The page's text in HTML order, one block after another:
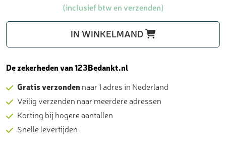
(inclusief btw en verzenden)
IN WINKELMAND
De zekerheden van 123Bedankt.nl
Gratis verzonden naar 1 adres in Nederland
Veilig verzenden naar meerdere adressen
Korting bij hogere aantallen
Snelle levertijden